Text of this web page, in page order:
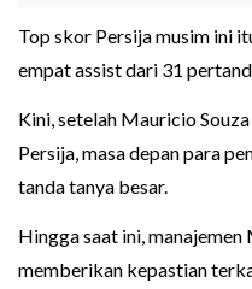
Top skor Persija musim ini
empat assist dari 31
Kini, setelah Mauricio
Persija, masa depan para
tanda tanya besar.
Hingga saat ini,
memberikan kepastian